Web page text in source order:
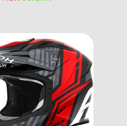
440,00 €.260,00 €.